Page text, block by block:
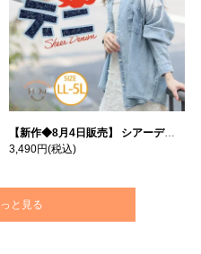
【新作◆8月4日販売】 シアーデニムで お洒落に肌隠し | 大きいサイズの通販ならハッピーマリリン
3,490円(税込)
と見る